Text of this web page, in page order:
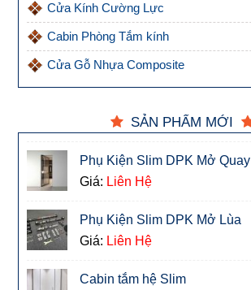
Cửa Kính Cường Lực
Cabin Phòng Tắm kính
Cửa Gỗ Nhựa Composite
SẢN PHẨM MỚI
Phụ Kiện Slim DPK Mở Quay
Giá: Liên Hệ
Phụ Kiện Slim DPK Mở Lùa
Giá: Liên Hệ
Cabin tắm hệ Slim